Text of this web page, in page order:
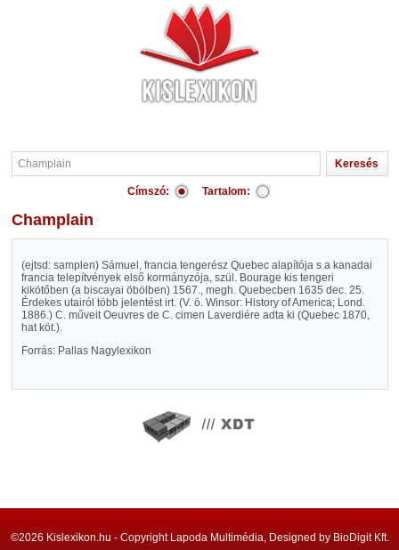
Címszó: Tartalom:
Champlain
(ejtsd: samplen) Sámuel, francia tengerész Quebec alapítója s a kanadai
francia telepítvények első kormányzója, szül. Bourage kis tengeri
kikötőben (a biscayai öbölben) 1567., megh. Quebecben 1635 dec. 25.
Érdekes utairól több jelentést irt. (V. ö. Winsor: History of America; Lond.
1886.) C. műveit Oeuvres de C. cimen Laverdiére adta ki (Quebec 1870,
hat köt.).
Forrás: Pallas Nagylexikon
©2026 Kislexikon.hu - Copyright Lapoda Multimédia, Designed by BioDigit Kft.